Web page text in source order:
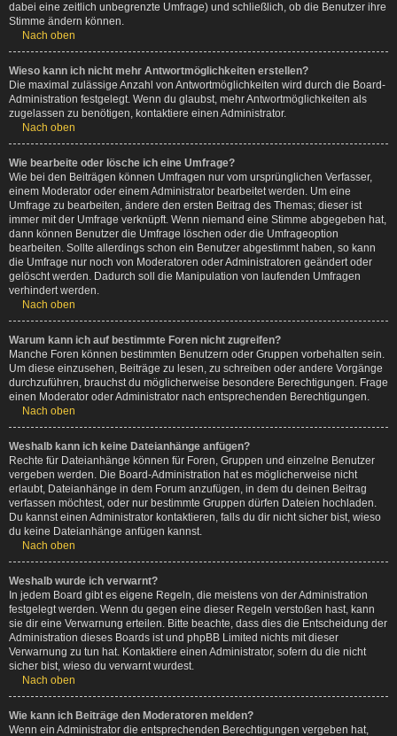
dabei eine zeitlich unbegrenzte Umfrage) und schließlich, ob die Benutzer ihre
Stimme ändern können.
Nach oben
Wieso kann ich nicht mehr Antwortmöglichkeiten erstellen?
Die maximal zulässige Anzahl von Antwortmöglichkeiten wird durch die Board-
Administration festgelegt. Wenn du glaubst, mehr Antwortmöglichkeiten als
zugelassen zu benötigen, kontaktiere einen Administrator.
Nach oben
Wie bearbeite oder lösche ich eine Umfrage?
Wie bei den Beiträgen können Umfragen nur vom ursprünglichen Verfasser,
einem Moderator oder einem Administrator bearbeitet werden. Um eine
Umfrage zu bearbeiten, ändere den ersten Beitrag des Themas; dieser ist
immer mit der Umfrage verknüpft. Wenn niemand eine Stimme abgegeben hat,
dann können Benutzer die Umfrage löschen oder die Umfrageoption
bearbeiten. Sollte allerdings schon ein Benutzer abgestimmt haben, so kann
die Umfrage nur noch von Moderatoren oder Administratoren geändert oder
gelöscht werden. Dadurch soll die Manipulation von laufenden Umfragen
verhindert werden.
Nach oben
Warum kann ich auf bestimmte Foren nicht zugreifen?
Manche Foren können bestimmten Benutzern oder Gruppen vorbehalten sein.
Um diese einzusehen, Beiträge zu lesen, zu schreiben oder andere Vorgänge
durchzuführen, brauchst du möglicherweise besondere Berechtigungen. Frage
einen Moderator oder Administrator nach entsprechenden Berechtigungen.
Nach oben
Weshalb kann ich keine Dateianhänge anfügen?
Rechte für Dateianhänge können für Foren, Gruppen und einzelne Benutzer
vergeben werden. Die Board-Administration hat es möglicherweise nicht
erlaubt, Dateianhänge in dem Forum anzufügen, in dem du deinen Beitrag
verfassen möchtest, oder nur bestimmte Gruppen dürfen Dateien hochladen.
Du kannst einen Administrator kontaktieren, falls du dir nicht sicher bist, wieso
du keine Dateianhänge anfügen kannst.
Nach oben
Weshalb wurde ich verwarnt?
In jedem Board gibt es eigene Regeln, die meistens von der Administration
festgelegt werden. Wenn du gegen eine dieser Regeln verstoßen hast, kann
sie dir eine Verwarnung erteilen. Bitte beachte, dass dies die Entscheidung der
Administration dieses Boards ist und phpBB Limited nichts mit dieser
Verwarnung zu tun hat. Kontaktiere einen Administrator, sofern du die nicht
sicher bist, wieso du verwarnt wurdest.
Nach oben
Wie kann ich Beiträge den Moderatoren melden?
Wenn ein Administrator die entsprechenden Berechtigungen vergeben hat,